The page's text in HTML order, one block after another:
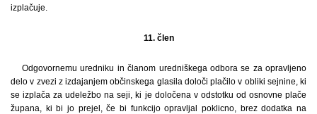
izplačuje.
11. člen
Odgovornemu uredniku in članom uredniškega odbora se za opravljeno
delo v zvezi z izdajanjem občinskega glasila določi plačilo v obliki sejnine, ki
se izplača za udeležbo na seji, ki je določena v odstotku od osnovne plače
župana, ki bi jo prejel, če bi funkcijo opravljal poklicno, brez dodatka na